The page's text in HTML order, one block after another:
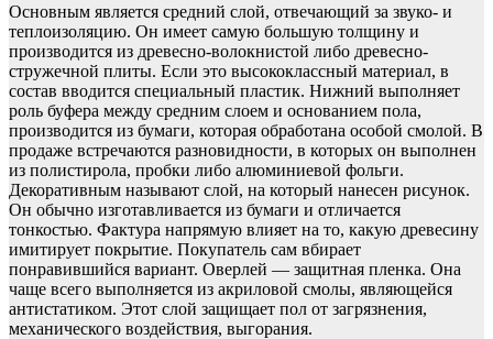
Основным является средний слой, отвечающий за звуко- и
теплоизоляцию. Он имеет самую большую толщину и
производится из древесно-волокнистой либо древесно-
стружечной плиты. Если это высококлассный материал, в
состав вводится специальный пластик. Нижний выполняет
роль буфера между средним слоем и основанием пола,
производится из бумаги, которая обработана особой смолой. В
продаже встречаются разновидности, в которых он выполнен
из полистирола, пробки либо алюминиевой фольги.
Декоративным называют слой, на который нанесен рисунок.
Он обычно изготавливается из бумаги и отличается
тонкостью. Фактура напрямую влияет на то, какую древесину
имитирует покрытие. Покупатель сам вбирает
понравившийся вариант. Оверлей — защитная пленка. Она
чаще всего выполняется из акриловой смолы, являющейся
антистатиком. Этот слой защищает пол от загрязнения,
механического воздействия, выгорания.